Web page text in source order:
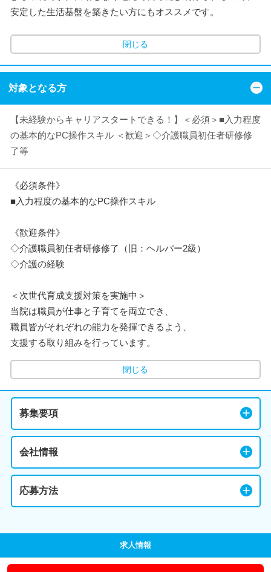
安定した生活基盤を築きたい方にもオススメです。
閉じる
対象となる方
【未経験からキャリアスタートできる！】＜必須＞■入力程度
の基本的なPC操作スキル ＜歓迎＞◇介護職員初任者研修修
了等
《必須条件》
■入力程度の基本的なPC操作スキル
《歓迎条件》
◇介護職員初任者研修修了（旧：ヘルパー2級）
◇介護の経験
＜次世代育成支援対策を実施中＞
当院は職員が仕事と子育てを両立でき、
職員皆がそれぞれの能力を発揮できるよう、
支援する取り組みを行っています。
閉じる
募集要項
会社情報
応募方法
求人情報